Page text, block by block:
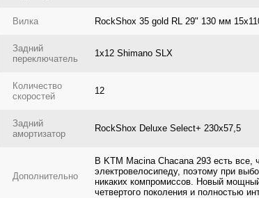
Вилка RockShox 35 gold RL 29" 130 мм
Задний
переключатель
1x12 Shimano SLX
Количество
скоростей
12
Задний
амортизатор
RockShox Deluxe Select+ 230x57,5
Дополнительно
В KTM Macina Chacana 293 есть все,
электровелосипеду, поэтому при
никаких компромиссов. Новый
четвертого поколения и полностью